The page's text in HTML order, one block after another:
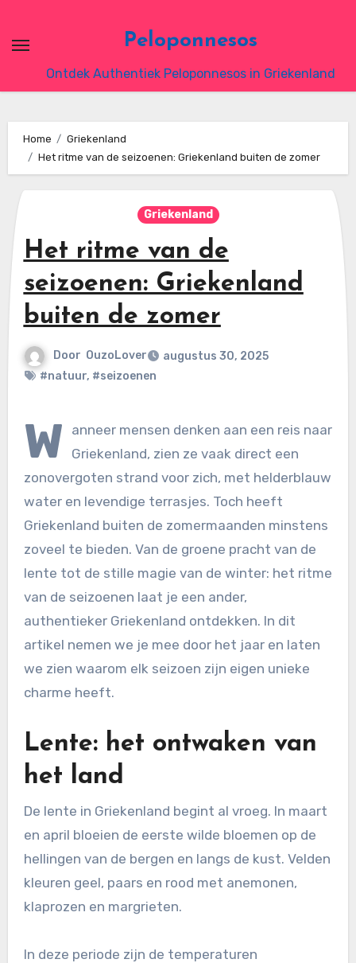
de
Peloponnesos
Ontdek Authentiek Peloponnesos in Griekenland
Home
Griekenland
Het ritme van de seizoenen: Griekenland buiten de zomer
Griekenland
Het ritme van de
seizoenen: Griekenland
buiten de zomer
Door OuzoLover
augustus 30, 2025
#natuur, #seizoenen
W
anneer mensen denken aan een reis naar
Griekenland, zien ze vaak direct een
zonovergoten strand voor zich, met helderblauw
water en levendige terrasjes. Toch heeft
Griekenland buiten de zomermaanden minstens
zoveel te bieden. Van de groene pracht van de
lente tot de stille magie van de winter: het ritme
van de seizoenen laat je een ander,
authentieker Griekenland ontdekken. In dit
artikel nemen we je mee door het jaar en laten
we zien waarom elk seizoen zijn eigen unieke
charme heeft.
Lente: het ontwaken van
het land
De lente in Griekenland begint al vroeg. In maart
en april bloeien de eerste wilde bloemen op de
hellingen van de bergen en langs de kust. Velden
kleuren geel, paars en rood met anemonen,
klaprozen en margrieten.
In deze periode zijn de temperaturen